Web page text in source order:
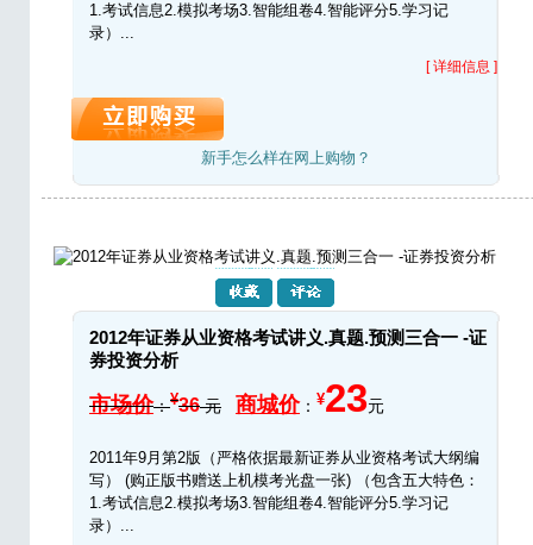
1.考试信息2.模拟考场3.智能组卷4.智能评分5.学习记
录）...
[ 详细信息 ]
新手怎么样在网上购物？
2012年证券从业资格考试讲义.真题.预测三合一 -证
券投资分析
市场价：¥36元 商城价： ¥23元
2011年9月第2版（严格依据最新证券从业资格考试大纲编
写） (购正版书赠送上机模考光盘一张) （包含五大特色：
1.考试信息2.模拟考场3.智能组卷4.智能评分5.学习记
录）...